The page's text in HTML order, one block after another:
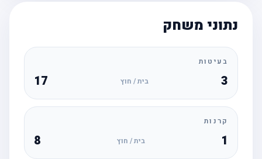
נתוני משחק
בעיטות
בית / חוץ 17
קרנות
בית / חוץ